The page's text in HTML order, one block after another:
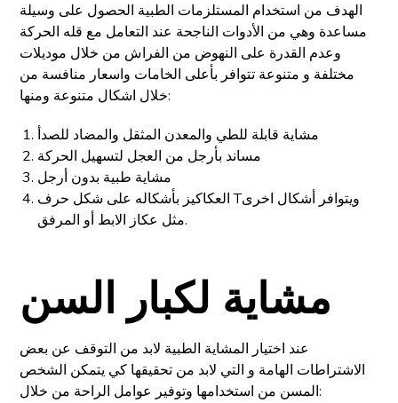
الهدف من استخدام المستلزمات الطبية الحصول على وسيلة
مساعدة وهي من الأدوات الناجحة عند التعامل مع قله الحركة
وعدم القدرة على النهوض من الفراش من خلال موديلات
مختلفة و متنوعة تتوافر بأعلى الخامات واسعار منافسة من
خلال اشكال متنوعة ومنها:
مشاية قابلة للطي والمعدن المثقل والمضاد للصدأ
مساند بأرجل من العجل لتسهيل الحركة
مشاية طبية بدون أرجل
العكاكيز بأشكاله على شكل حرف Tويتوافر أشكال اخرى
مثل عكاز الابط أو المرفق.
مشاية لكبار السن
عند اختيار المشاية الطبية لابد من التوقف عن بعض
الاشتراطات الهامة و التي لابد من تحقيقها كي يتمكن الشخص
المسن من استخدامها وتوفير عوامل الراحة من خلال: